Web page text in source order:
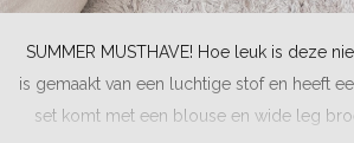
SUMMER MUSTHAVE! Hoe leuk is deze
is gemaakt van een luchtige stof en heeft
set komt met een blouse en wide leg